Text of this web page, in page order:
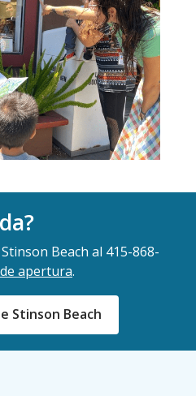
Beach al 415-868-
apertura.
Stinson Beach